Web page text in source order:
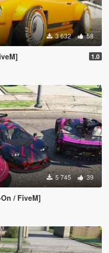
3 632 58
1.0
5 745 39
/ FiveM]